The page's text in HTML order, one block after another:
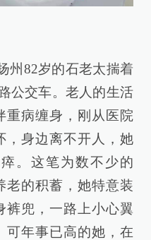
州82岁的石老太揣着
公交车。老人的生活
病缠身，刚从医院
，身边离不开人，她
。这笔为数不少的
老的积蓄，她特意装
裤兜，一路上小心翼
可年事已高的她，在